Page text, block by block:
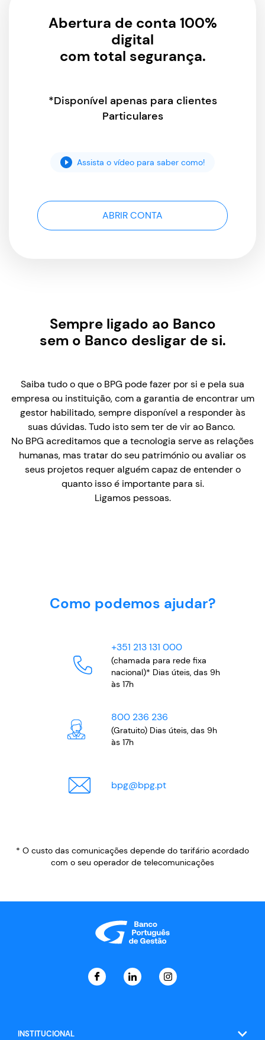
Abertura de conta 100%
digital
com total segurança.
*Disponível apenas para clientes
Particulares
Assista o vídeo para saber como!
ABRIR CONTA
Sempre ligado ao Banco
sem o Banco desligar de si.
Saiba tudo o que o BPG pode fazer por si e pela sua
empresa ou instituição, com a garantia de encontrar um
gestor habilitado, sempre disponível a responder às
suas dúvidas. Tudo isto sem ter de vir ao Banco.
No BPG acreditamos que a tecnologia serve as relações
humanas, mas tratar do seu património ou avaliar os
seus projetos requer alguém capaz de entender o
quanto isso é importante para si.
Ligamos pessoas.
Como podemos ajudar?
+351 213 131 000
(chamada para rede fixa
nacional)* Dias úteis, das 9h
às 17h
800 236 236
(Gratuito) Dias úteis, das 9h
às 17h
bpg@bpg.pt
* O custo das comunicações depende do tarifário acordado
com o seu operador de telecomunicações
INSTITUCIONAL